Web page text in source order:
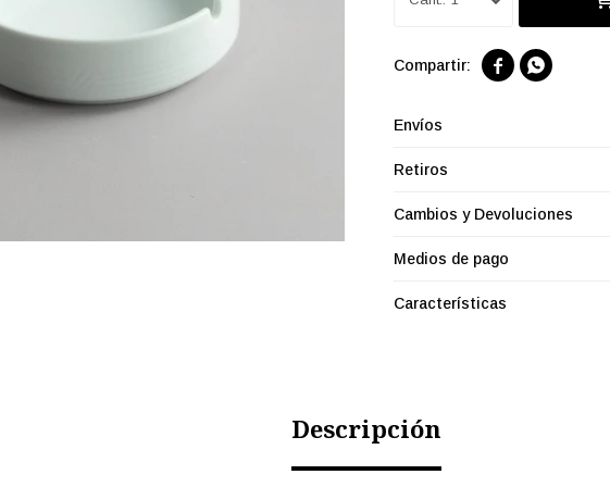
 
Envíos
Retiros
Cambios y Devoluciones
Medios de pago
Características
Descripción